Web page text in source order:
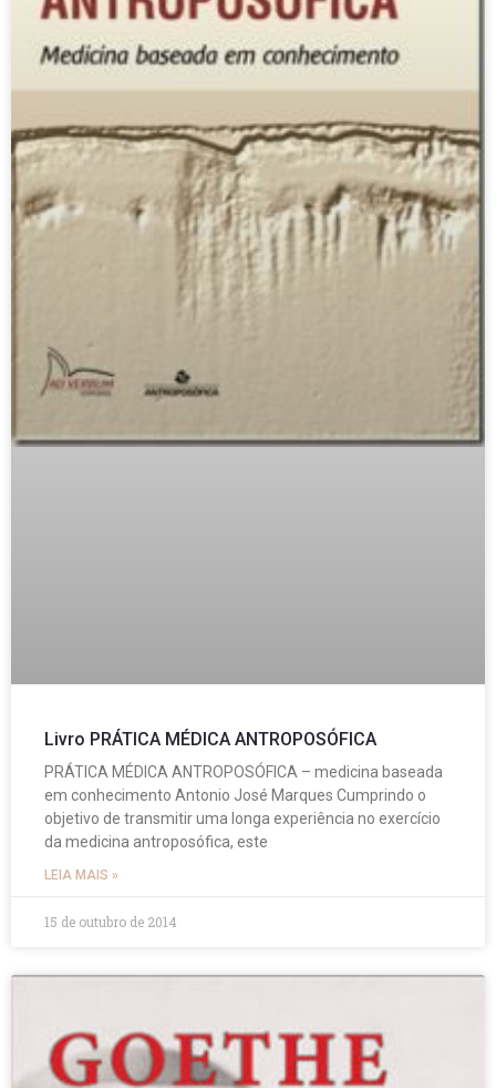
Livro PRÁTICA MÉDICA ANTROPOSÓFICA
PRÁTICA MÉDICA ANTROPOSÓFICA – medicina baseada
em conhecimento Antonio José Marques Cumprindo o
objetivo de transmitir uma longa experiência no exercício
da medicina antroposófica, este
LEIA MAIS »
15 de outubro de 2014